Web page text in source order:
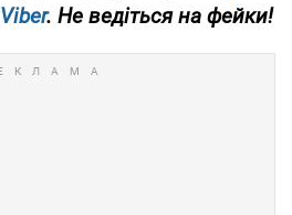
Viber. Не ведіться на фейки!